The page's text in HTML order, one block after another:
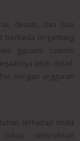
desain, dan luas
berbeda tergantung
gypsum custom
lebih detail.
dengan anggaran
terhadap noda
dibersihkan